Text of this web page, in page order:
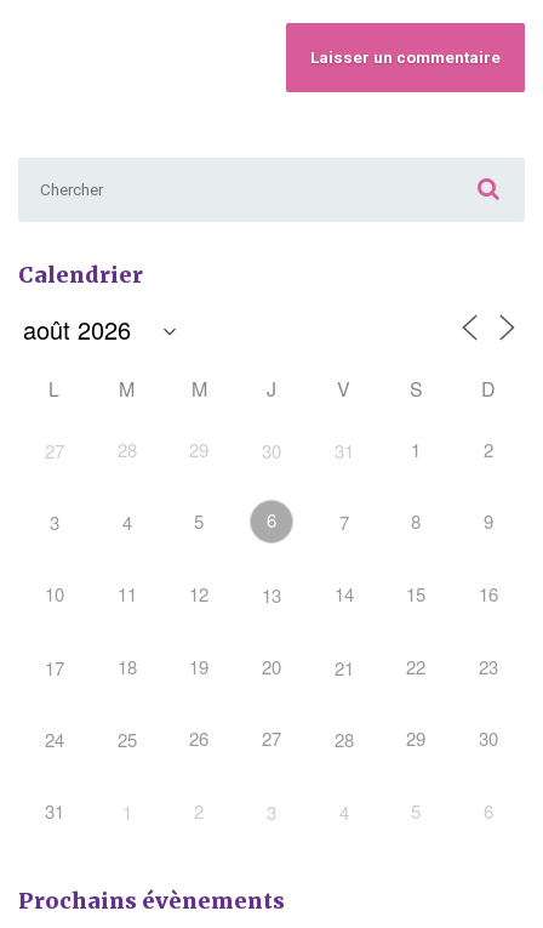
Calendrier
L M M J V S D
27 28 29 30 31 1 2
3 4 5 6 7 8 9
10 11 12 13 14 15 16
17 18 19 20 21 22 23
24 25 26 27 28 29 30
31 1 2 3 4 5 6
Prochains évènements